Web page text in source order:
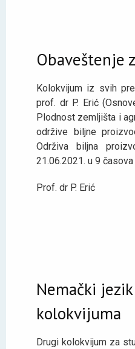
Obaveštenje
Kolokvijum iz svih
prof. dr P. Erić
Plodnost zemljišta i
održive biljne
Održiva biljna
21.06.2021. u 9 časova
Prof. dr P. Erić
Nemački
kolokvijuma
Drugi kolokvijum za